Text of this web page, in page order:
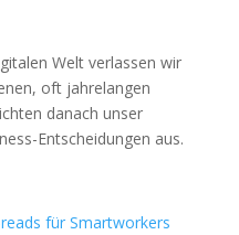
Welt verlassen wir
oft jahrelangen
danach unser
Entscheidungen aus.
für Smartworkers